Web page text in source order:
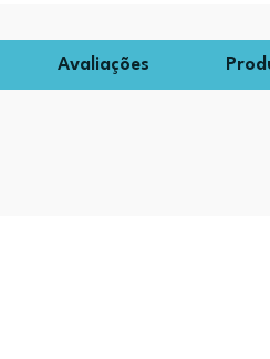
Avaliações